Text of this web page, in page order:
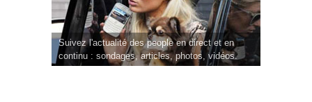
Suivez l'actualité des people en direct et en
continu : sondages, articles, photos, vidéos.